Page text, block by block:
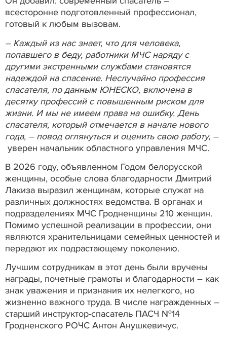
всесторонне подготовленный профессионал,
готовый к любым вызовам.
– Каждый из нас знает, что для человека,
попавшего в беду, работники МЧС наряду с
другими экстренными службами становятся
надеждой на спасение. Неслучайно профессия
спасателя, по данным ЮНЕСКО, включена в
десятку профессий с повышенным риском для
жизни. И мы не имеем права на ошибку. День
спасателя, который отмечается в начале нового
года, – повод оглянуться и оценить свою работу, –
уверен начальник областного управления МЧС.
В 2026 году, объявленном Годом белорусской
женщины, особые слова благодарности Дмитрий
Лакиза выразил женщинам, которые служат на
различных должностях ведомства. В органах и
подразделениях МЧС Гродненщины 210 женщин.
Помимо успешной реализации в профессии, они
являются хранительницами семейных ценностей и
передают их подрастающему поколению.
Лучшим сотрудникам в этот день были вручены
награды, почетные грамоты и благодарности – как
знак уважения и признания их нелегкого, но
жизненно важного труда. В числе награжденных –
старший инструктор-спасатель ПАСЧ №14
Гродненского РОЧС Антон Анушкевичус.